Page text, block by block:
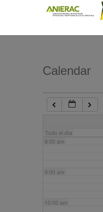
Calendar
Todo el día
7:00 am
8:00 am
9:00 am
10:00 am